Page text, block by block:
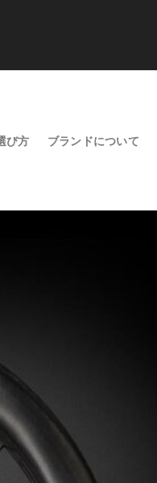
び方 ブランドについて